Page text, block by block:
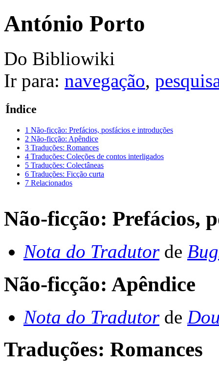
António Porto
Do Bibliowiki
Ir para: navegação,
Índice
1 Não-ficção: Prefácios, posfácios e introduções
2 Não-ficção: Apêndice
3 Traduções: Romances
4 Traduções: Coleções de contos interligados
5 Traduções: Colectâneas
6 Traduções: Ficção curta
7 Relacionados
Não-ficção: Prefácios,
Nota do Tradutorde
Não-ficção: Apêndice
Nota do Tradutorde
Traduções: Romances